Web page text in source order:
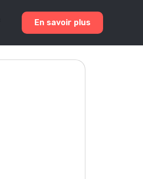
En savoir plus